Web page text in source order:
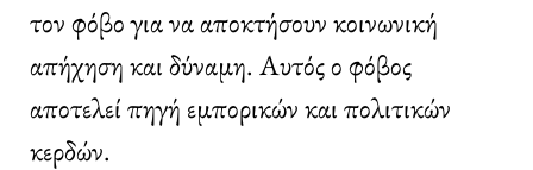
τον φόβο για να αποκτήσουν κοινωνική
απήχηση και δύναμη. Αυτός ο φόβος
αποτελεί πηγή εμπορικών και πολιτικών
κερδών.